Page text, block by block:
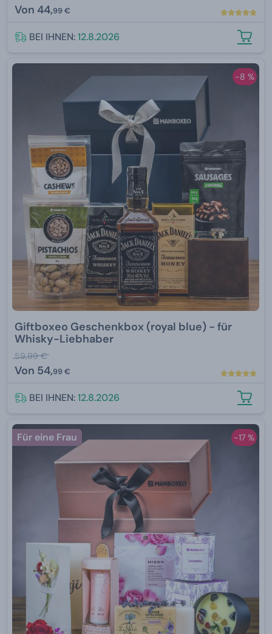
Von 44,99 €
BEI IHNEN:12.8.2026
-8 %
Giftboxeo Geschenkbox (royal blue) - für
Whisky-Liebhaber
59,99 €
Von 54,99 €
BEI IHNEN:12.8.2026
-17 %
Für eine Frau